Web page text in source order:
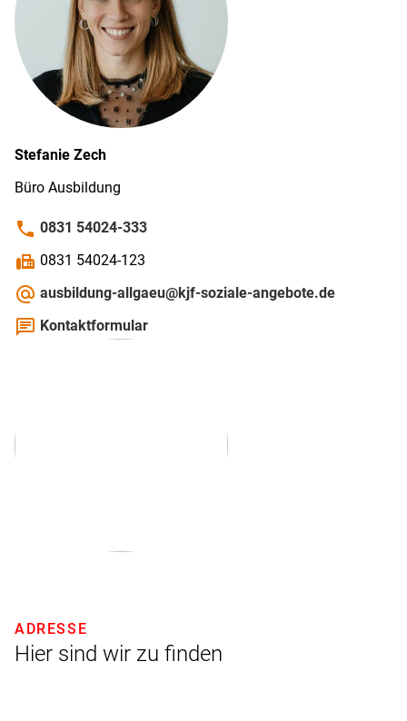
Stefanie Zech
Büro Ausbildung
phone 0831 54024-333
fax 0831 54024-123
alternate_email ausbildung-allgaeu@kjf-soziale-angebote.de
chat Kontaktformular
Hier sind wir zu finden
ADRESSE